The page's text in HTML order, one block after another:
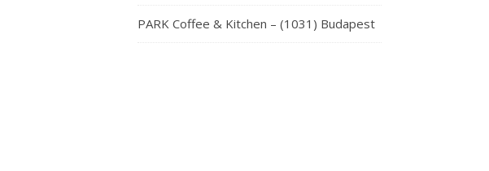
PARK Coffee & Kitchen – (1031) Budapest